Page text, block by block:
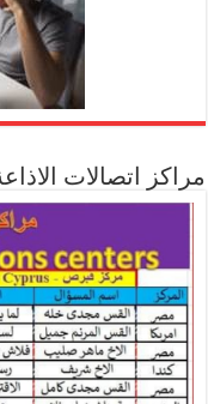
مراكز اتصالات